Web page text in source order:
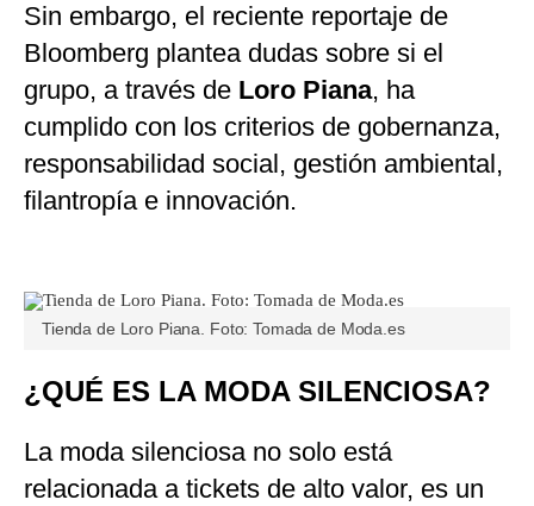
Sin embargo, el reciente reportaje de
Bloomberg plantea dudas sobre si el
grupo, a través de Loro Piana, ha
cumplido con los criterios de gobernanza,
responsabilidad social, gestión ambiental,
filantropía e innovación.
Tienda de Loro Piana. Foto: Tomada de Moda.es
¿QUÉ ES LA MODA SILENCIOSA?
La moda silenciosa no solo está
relacionada a tickets de alto valor, es un